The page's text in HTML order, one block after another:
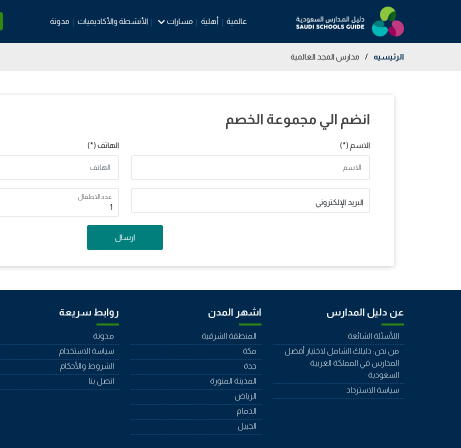
عالمية أهلية مسارات الأنشطة والأكاديميات مدونة
الرئيسيه / مدارس المجد العالمية
انضم الي مجموعة الخصم
الاسم (*) الهاتف (*)
البريد الإلكتروني
عدد الاطفال
ارسال
عن دليل المدارس
اللأسئلة الشائعة
من نحن: دليلك الشامل لاختيار أفضل
المدارس في المملكة العربية
السعودية
سياسة الاسترداد
اشهر المدن
المنطقة الشرقية
مكة
جدة
المدينة المنورة
الرياض
الدمام
الجييل
روابط سريعة
مدونة
سياسة الاستخدام
الشروط والأحكام
اتصل بنا